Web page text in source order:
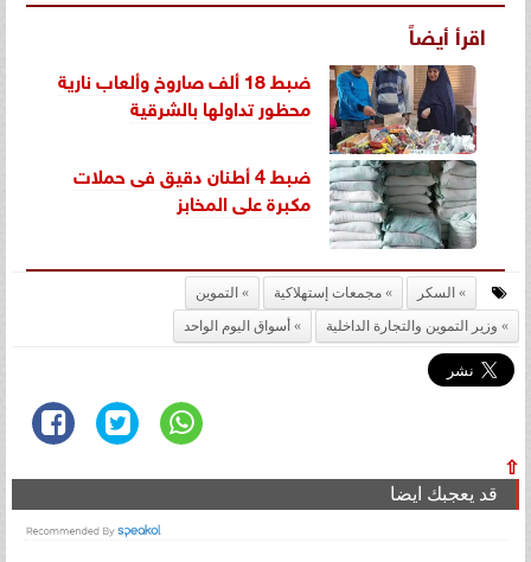
اقرأ أيضاً
ضبط 18 ألف صاروخ وألعاب نارية
محظور تداولها بالشرقية
ضبط 4 أطنان دقيق فى حملات
مكبرة على المخابز
السكر مجمعات إستهلاكية
التموين
وزير التموين والتجارة الداخلية
أسواق اليوم الواحد
⇧
قد يعجبك ايضا